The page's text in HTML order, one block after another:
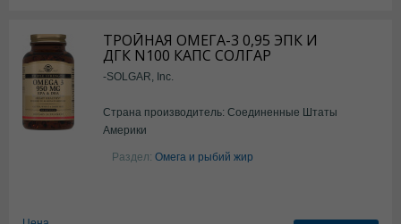
ТРОЙНАЯ ОМЕГА-3 0,95 ЭПК И
ДГК N100 КАПС СОЛГАР
-SOLGAR, Inc.
Страна производитель: Соединенные Штаты
Америки
Раздел: Омега и рыбий жир